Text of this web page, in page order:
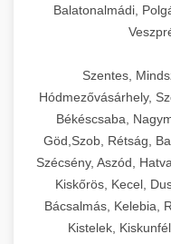
Balatonalmádi,
Szentes,
Hódmezővásárhely,
Békéscsaba,
Göd,Szob, Rétság,
Szécsény, Aszód,
Kiskőrös, Kecel,
Bácsalmás, Kelebia,
Kistelek,